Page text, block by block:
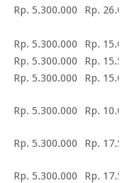
Rp. 5.300.000
Rp.
Rp. 5.300.000
Rp.
Rp. 5.300.000
Rp.
Rp. 5.300.000 Rp.
Rp. 5.300.000 Rp.
Rp. 5.300.000 Rp.
Rp. 5.300.000 Rp.